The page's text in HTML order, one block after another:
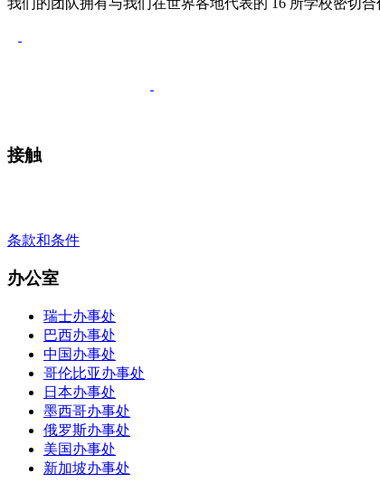
我们的团队拥有与我们在世界各地代表的 16 所学校密切
接触
条款和条件
办公室
瑞士办事处
巴西办事处
中国办事处
哥伦比亚办事处
日本办事处
墨西哥办事处
俄罗斯办事处
美国办事处
新加坡办事处